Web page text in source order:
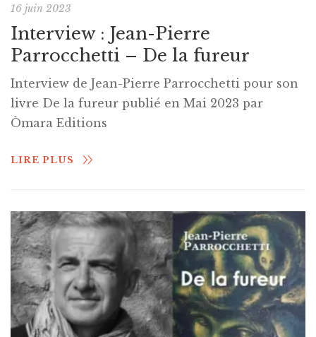
16 juin 2023
Interview : Jean-Pierre
Parrocchetti – De la fureur
Interview de Jean-Pierre Parrocchetti pour son
livre De la fureur publié en Mai 2023 par
Òmara Editions
LIRE PLUS